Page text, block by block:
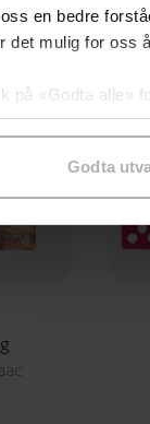
en bedre
det mulig for oss
på «Godta alle»
til
Godta